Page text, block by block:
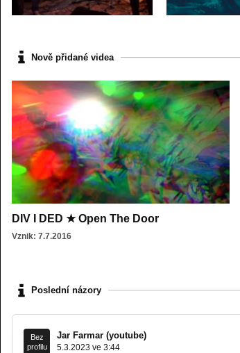
Nově přidané videa
DIV I DED ★ Open The Door
Vznik: 7.7.2016
Poslední názory
Bez
profilu
Jar Farmar (youtube)
5.3.2023 ve 3:44